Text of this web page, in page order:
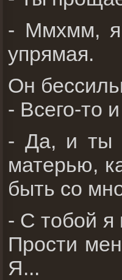
- Ммхмм, я
упрямая.
Он
- Всего-то
- Да, и ты
матерью,
быть со
- С тобой я
Прости
Я...